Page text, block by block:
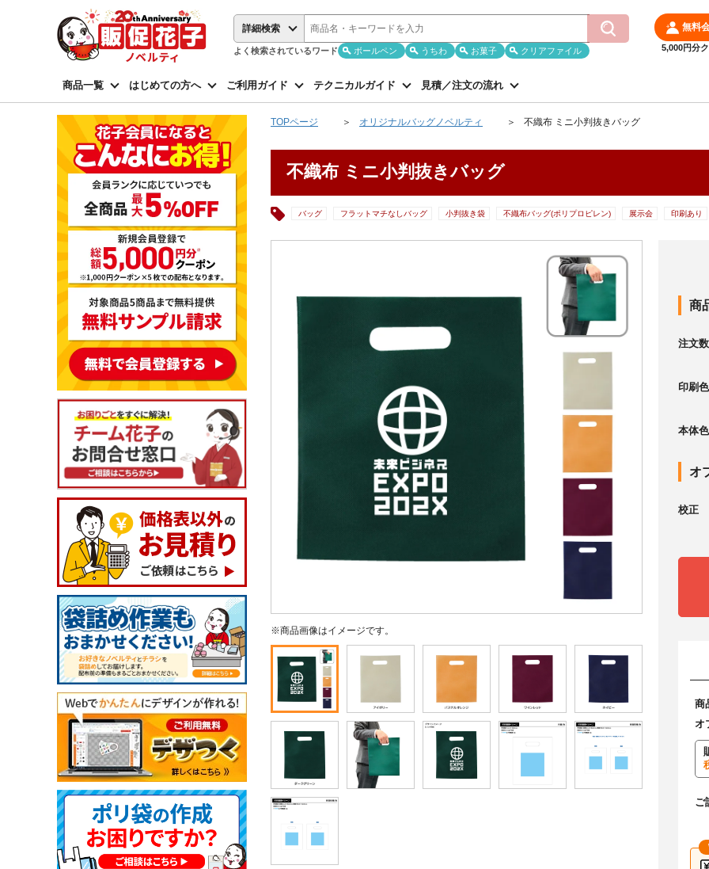
詳細検索
よく検索されているワード ボールペン うちわ お菓子 クリアファイル
無料
5,000円分
商品一覧 はじめての方へ ご利用ガイド テクニカルガイド 見積／注文の流れ
TOPページ オリジナルバッグノベルティ 不織布 ミニ小判抜きバッグ
不織布 ミニ小判抜きバッグ
バッグ フラットマチなしバッグ 小判抜き袋 不織布バッグ(ポリプロピレン) 展示会 印刷あり
※商品画像はイメージです。
商
注文
印刷色
本体色
オ
校正
商
オ
ご